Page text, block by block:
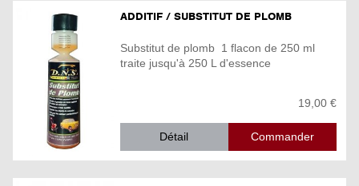
ADDITIF / SUBSTITUT DE PLOMB
Substitut de plomb 1 flacon de 250 ml
traite jusqu'à 250 L d'essence
19,00 €
Détail